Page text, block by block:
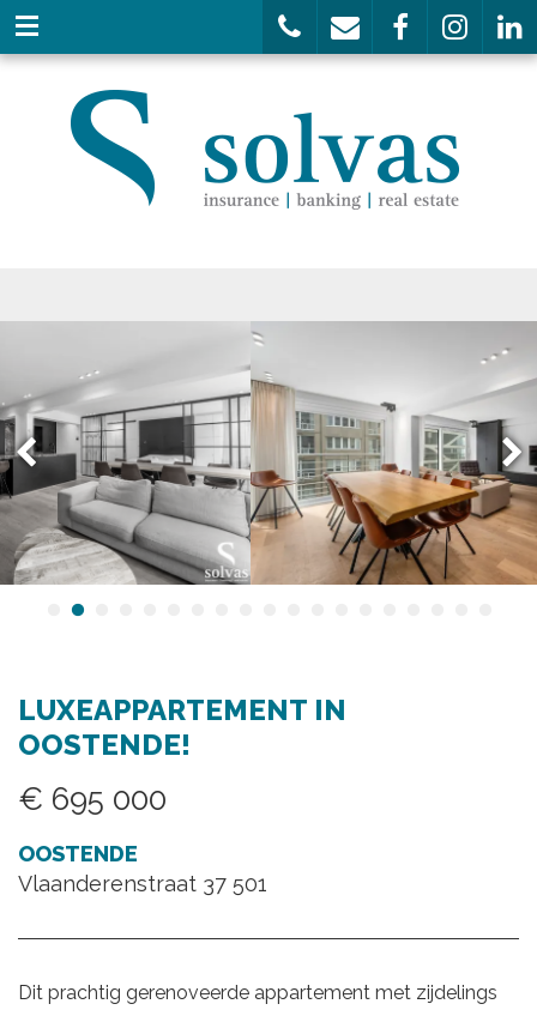
LUXEAPPARTEMENT IN
OOSTENDE!
€ 695 000
OOSTENDE
Vlaanderenstraat 37 501
Dit prachtig gerenoveerde appartement met zijdelings